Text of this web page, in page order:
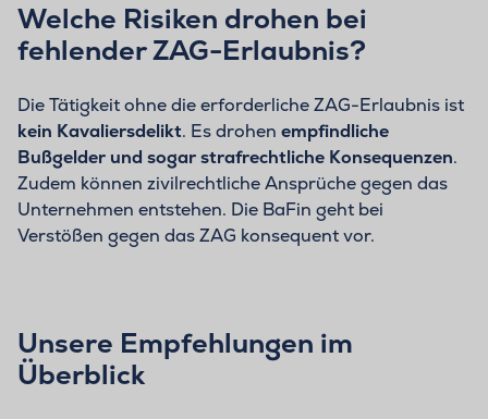
Welche Risiken drohen bei
fehlender ZAG-Erlaubnis?
Die Tätigkeit ohne die erforderliche ZAG-Erlaubnis ist
kein Kavaliersdelikt. Es drohen empfindliche
Bußgelder und sogar strafrechtliche Konsequenzen.
Zudem können zivilrechtliche Ansprüche gegen das
Unternehmen entstehen. Die BaFin geht bei
Verstößen gegen das ZAG konsequent vor.
Unsere Empfehlungen im
Überblick